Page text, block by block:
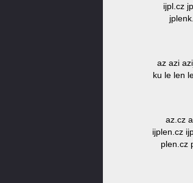
ijpl.cz
az azi
ku le len
az.cz
ijplen.cz
plen.cz